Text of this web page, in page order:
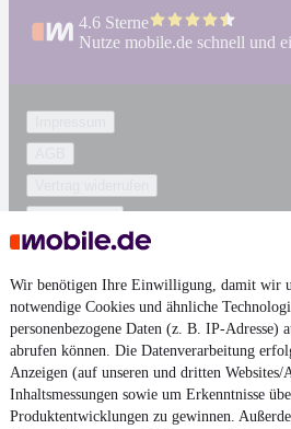
Wir benötigen Ihre Einwilligung, damit wir
notwendige Cookies und ähnliche
personenbezogene Daten (z. B. IP-Adresse)
abrufen können. Die Datenverarbeitung
Anzeigen (auf unseren und dritten Websites/
Inhaltsmessungen sowie um Erkenntnisse
Produktentwicklungen zu gewinnen.
4.6 Sterne
Nutze mobile.de schnell und
Datenschutzeinstellungen
Erklärung zur Barrierefreiheit
Report Security Vulnerability (English)
Powered by